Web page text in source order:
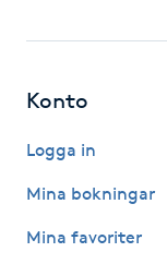
Keratinbehandling
Konto
Logga in
Mina bokningar
Mina favoriter